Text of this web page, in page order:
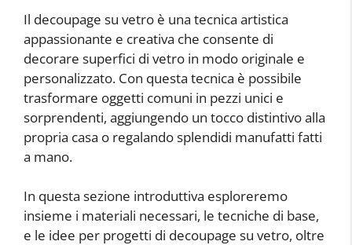
Il decoupage su vetro è una tecnica artistica
appassionante e creativa che consente di
decorare superfici di vetro in modo originale e
personalizzato. Con questa tecnica è possibile
trasformare oggetti comuni in pezzi unici e
sorprendenti, aggiungendo un tocco distintivo alla
propria casa o regalando splendidi manufatti fatti
a mano.
In questa sezione introduttiva esploreremo
insieme i materiali necessari, le tecniche di base,
e le idee per progetti di decoupage su vetro, oltre